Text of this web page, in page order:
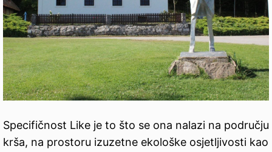
Specifičnost Like je to što se ona nalazi na području
krša, na prostoru izuzetne ekološke osjetljivosti kao